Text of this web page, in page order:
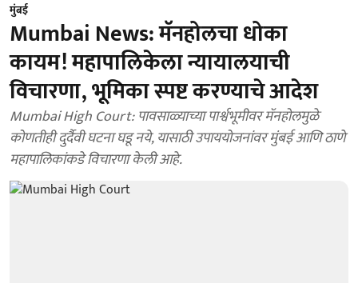
मुंबई
Mumbai News: मॅनहोलचा धोका
कायम! महापालिकेला न्यायालयाची
विचारणा, भूमिका स्पष्ट करण्याचे आदेश
Mumbai High Court: पावसाळ्याच्या पार्श्वभूमीवर मॅनहोलमुळे
कोणतीही दुर्दैवी घटना घडू नये, यासाठी उपाययोजनांवर मुंबई आणि ठाणे
महापालिकांकडे विचारणा केली आहे.